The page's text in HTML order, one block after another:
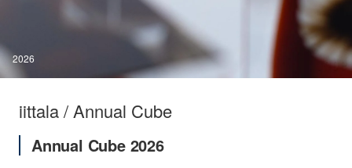
2026
iittala / Annual Cube
Annual Cube 2026